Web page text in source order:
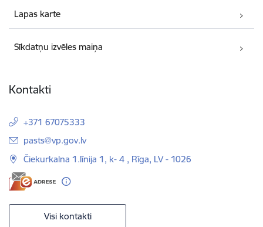
Lapas karte
Sīkdatņu izvēles maiņa
Kontakti
+371 67075333
E-pasts:
pasts@vp.gov.lv
Čiekurkalna 1.līnija 1, k- 4 , Rīga, LV - 1026
Visi kontakti